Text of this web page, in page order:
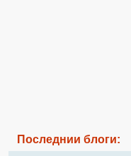
Последнии блоги: